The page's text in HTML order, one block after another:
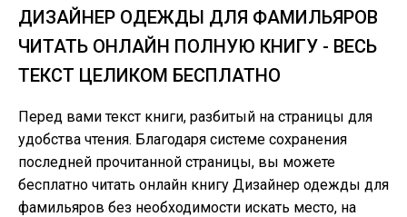
ДИЗАЙНЕР ОДЕЖДЫ ДЛЯ ФАМИЛЬЯРОВ
ЧИТАТЬ ОНЛАЙН ПОЛНУЮ КНИГУ - ВЕСЬ
ТЕКСТ ЦЕЛИКОМ БЕСПЛАТНО
Перед вами текст книги, разбитый на страницы для
удобства чтения. Благодаря системе сохранения
последней прочитанной страницы, вы можете
бесплатно читать онлайн книгу Дизайнер одежды для
фамильяров без необходимости искать место, на